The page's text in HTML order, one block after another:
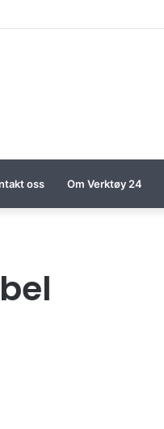
billigere
oss Om Verktøy 24